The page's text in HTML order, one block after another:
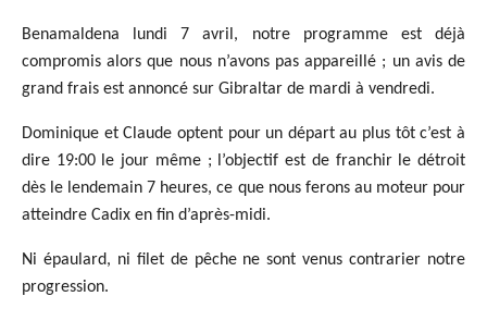
Benamaldena lundi 7 avril, notre programme est déjà
compromis alors que nous n’avons pas appareillé ; un avis de
grand frais est annoncé sur Gibraltar de mardi à vendredi.
Dominique et Claude optent pour un départ au plus tôt c’est à
dire 19:00 le jour même ; l’objectif est de franchir le détroit
dès le lendemain 7 heures, ce que nous ferons au moteur pour
atteindre Cadix en fin d’après-midi.
Ni épaulard, ni filet de pêche ne sont venus contrarier notre
progression.